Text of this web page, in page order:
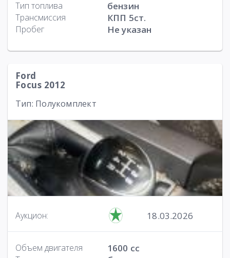
Тип топлива бензин
Трансмиссия КПП 5ст.
Пробег Не указан
Ford
Focus 2012
Тип: Полукомплект
Аукцион: 18.03.2026
Объем двигателя 1600 cc